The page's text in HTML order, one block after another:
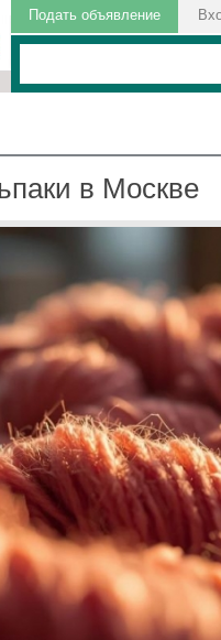
Подать объявление
в Москве